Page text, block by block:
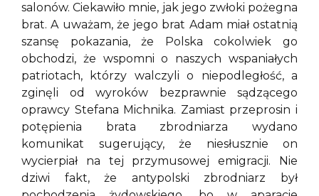
salonów. Ciekawiło mnie, jak jego zwłoki pożegna
brat. A uważam, że jego brat Adam miał ostatnią
szansę pokazania, że Polska cokolwiek go
obchodzi, że wspomni o naszych wspaniałych
patriotach, którzy walczyli o niepodległość, a
zginęli od wyroków bezprawnie sądzącego
oprawcy Stefana Michnika. Zamiast przeprosin i
potępienia brata zbrodniarza wydano
komunikat sugerujący, że niesłusznie on
wycierpiał na tej przymusowej emigracji. Nie
dziwi fakt, że antypolski zbrodniarz był